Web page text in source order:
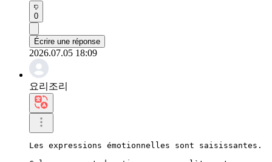
0
Écrire une réponse
2026.07.05 18:09
요리조리
Les expressions émotionnelles sont saisissantes.